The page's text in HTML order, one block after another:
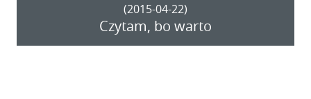
(2015-04-22)
Czytam, bo warto